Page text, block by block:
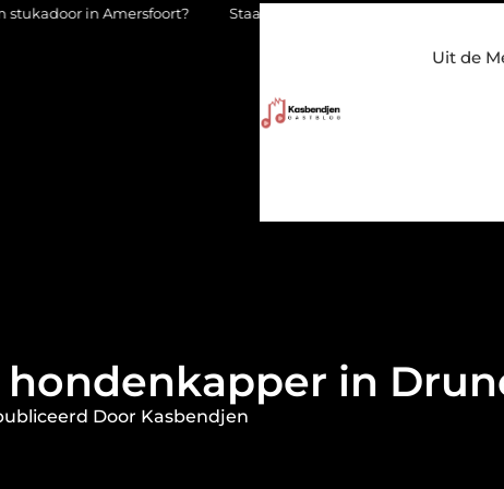
Staalconstructiebedrijf Molenschot: vakmanschap in
Uit de
hondenkapper in
Door Kasbendjen